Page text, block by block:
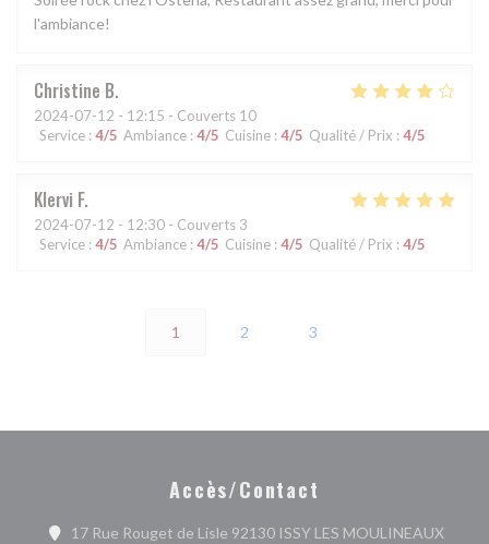
l'ambiance!
Christine B
2024-07-12 - 12:15 - Couverts 10
Service : 4/5 Ambiance : 4/5 Cuisine : 4/5 Qualité / Prix : 4/5
Klervi F
2024-07-12 - 12:30 - Couverts 3
Service : 4/5 Ambiance : 4/5 Cuisine : 4/5 Qualité / Prix : 4/5
1 2 3
Accès/Contact
17 Rue Rouget de Lisle 92130 ISSY LES MOULINEAUX